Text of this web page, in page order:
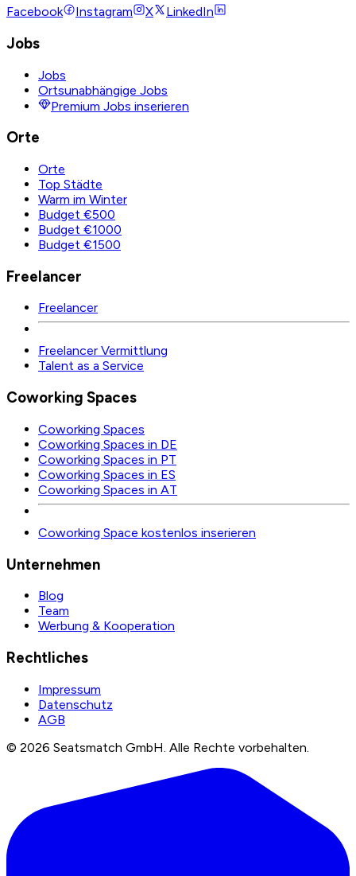
Facebook
Instagram X LinkedIn
Jobs
Jobs
Ortsunabhängige Jobs
Premium Jobs inserieren
Orte
Orte
Top Städte
Warm im Winter
Budget €500
Budget €1000
Budget €1500
Freelancer
Freelancer
Freelancer Vermittlung
Talent as a Service
Coworking Spaces
Coworking Spaces
Coworking Spaces in DE
Coworking Spaces in PT
Coworking Spaces in ES
Coworking Spaces in AT
Coworking Space kostenlos inserieren
Unternehmen
Blog
Team
Werbung & Kooperation
Rechtliches
Impressum
Datenschutz
AGB
© 2026 Seatsmatch GmbH. Alle Rechte vorbehalten.